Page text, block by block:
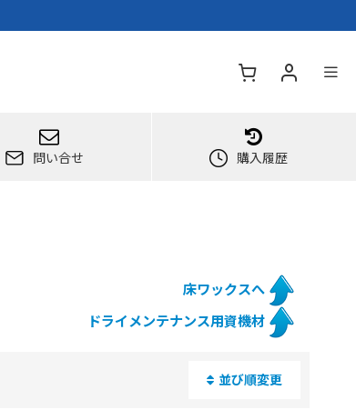
問い合せ 購入履歴
床ワックスへ
ドライメンテナンス用資機材
並び順変更